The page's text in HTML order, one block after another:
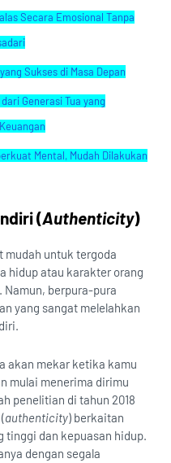
Secara Emosional Tanpa
Sukses di Masa Depan
Generasi Tua yang
Mental, Mudah Dilakukan
(Authenticity)
mudah untuk tergoda
hidup atau karakter orang
Namun, berpura-pura
yang sangat melelahkan
akan mekar ketika kamu
mulai menerima dirimu
penelitian di tahun 2018
authenticity) berkaitan
tinggi dan kepuasan hidup.
dengan segala